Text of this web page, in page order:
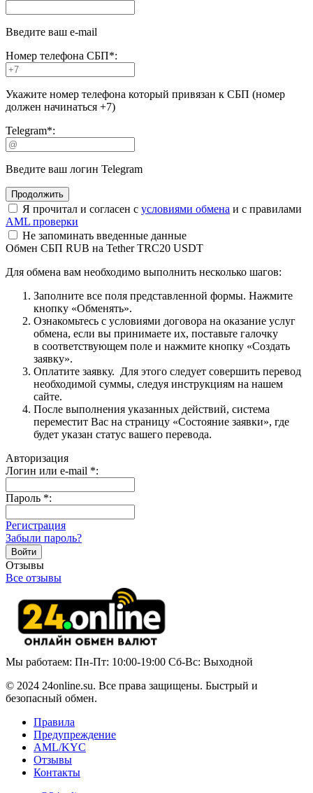
Введите ваш e-mail
Номер телефона СБП*:
Укажите номер телефона который привязан к СБП (номер
должен начинаться +7)
Telegram*:
Введите ваш логин Telegram
Я прочитал и согласен с условиями обмена и с правилами
AML проверки
Не запоминать введенные данные
Обмен СБП RUB на Tether TRC20 USDT
Для обмена вам необходимо выполнить несколько шагов:
Заполните все поля представленной формы. Нажмите
кнопку «Обменять».
Ознакомьтесь с условиями договора на оказание услуг
обмена, если вы принимаете их, поставьте галочку
в соответствующем поле и нажмите кнопку «Создать
заявку».
Оплатите заявку. Для этого следует совершить перевод
необходимой суммы, следуя инструкциям на нашем
сайте.
После выполнения указанных действий, система
переместит Вас на страницу «Состояние заявки», где
будет указан статус вашего перевода.
Авторизация
Логин или e-mail *:
Пароль *:
Регистрация
Забыли пароль?
Отзывы
Все отзывы
Мы работаем: Пн-Пт: 10:00-19:00 Сб-Вс: Выходной
© 2024 24online.su. Все права защищены. Быстрый и
безопасный обмен.
Правила
Предупреждение
AML/KYC
Отзывы
Контакты